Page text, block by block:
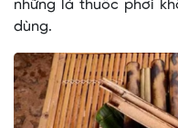
những lá thuốc phơi
dùng.